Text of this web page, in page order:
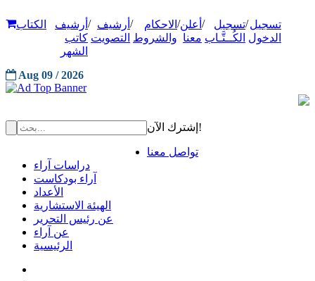
تسجيل
الدخول
/تسجيل
الكُــتَّـاب
/ أعلن
معنا
/ الاحكام
والشروط
/ أرشيف
التصويت
/ أرشيف
كاتب
الشهر
الكتاب
Aug 09 / 2026
إشترك الآن!
تواصل معنا
دراسات آراء
آراء بودكاست
الأعداد
الهيئة الاستشارية
عن رئيس التحرير
عن آراء
الرئيسية